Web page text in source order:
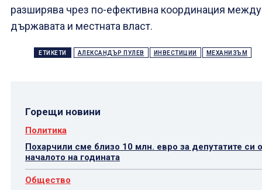
разширява чрез по-ефективна координация между
държавата и местната власт.
ЕТИКЕТИ АЛЕКСАНДЪР ПУЛЕВ ИНВЕСТИЦИИ МЕХАНИЗЪМ
Горещи новини
Политика
Похарчили сме близо 10 млн. евро за депутатите си
началото на годината
Общество